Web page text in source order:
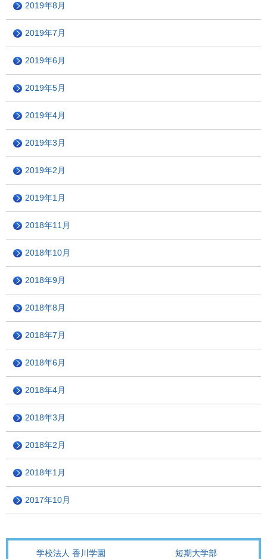
2019年8月
2019年7月
2019年6月
2019年5月
2019年4月
2019年3月
2019年2月
2019年1月
2018年11月
2018年10月
2018年9月
2018年8月
2018年7月
2018年6月
2018年4月
2018年3月
2018年2月
2018年1月
2017年10月
学校法人 香川学園
短期大学部